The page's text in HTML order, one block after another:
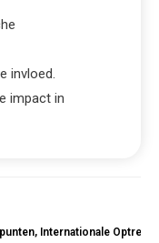
invloed.
impact in
Internationale